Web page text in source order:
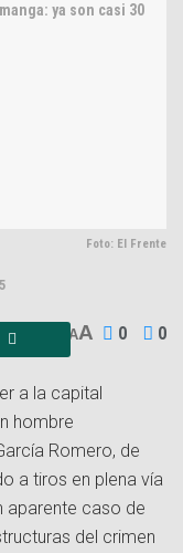
Foto: El Frente
AA 0 0
a la capital
hombre
Romero, de
a tiros en plena vía
aparente caso de
del crimen